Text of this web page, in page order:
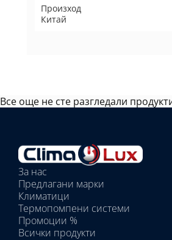
Произход
Китай
Все още не сте разгледали
Избрани
вътрешни
тела:
Избрано
тяло:
За нас
Предлагани марки
Климатици
Термопомпени системи
Промоции %
Всички продукти